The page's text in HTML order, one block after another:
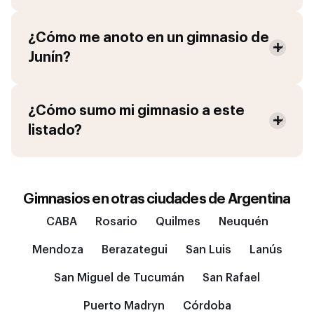
¿Cómo me anoto en un gimnasio de
Junín?
¿Cómo sumo mi gimnasio a este
listado?
Gimnasios en otras ciudades de Argentina
CABA Rosario Quilmes Neuquén
Mendoza Berazategui San Luis Lanús
San Miguel de Tucumán San Rafael
Puerto Madryn Córdoba